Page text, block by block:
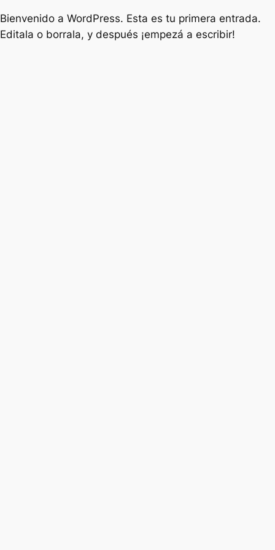
Bienvenido a WordPress. Esta es tu primera entrada.
Editala o borrala, y después ¡empezá a escribir!